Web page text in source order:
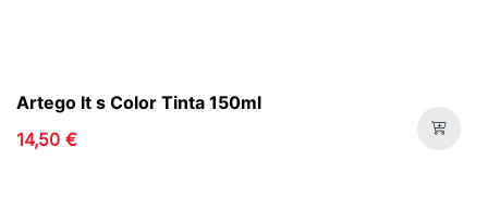
Artego It s Color Tinta 150ml
14,50 €